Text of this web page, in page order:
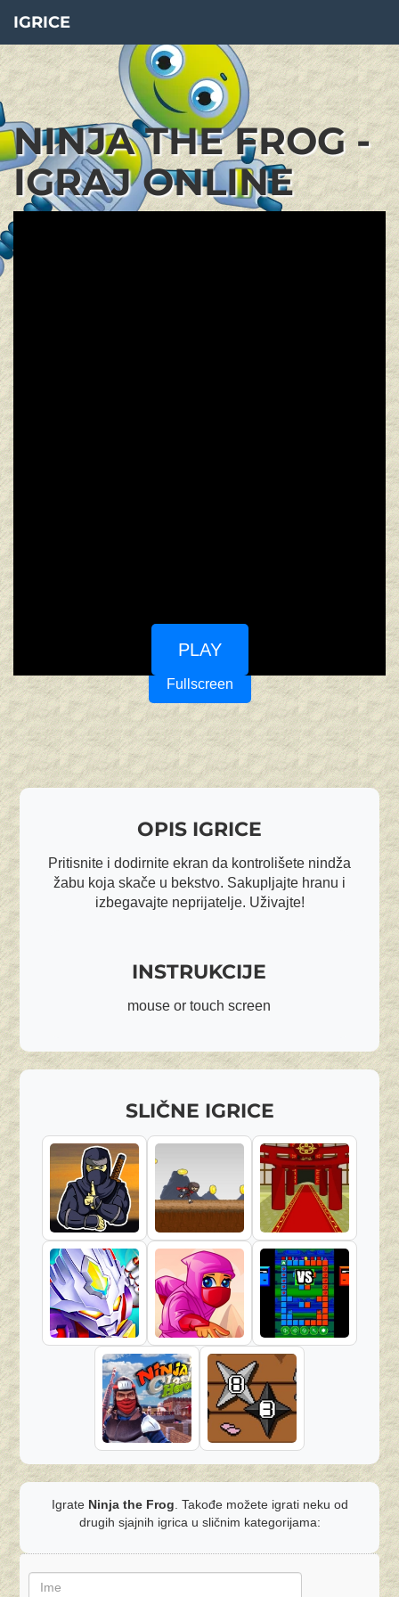
IGRICE
NINJA THE FROG -
IGRAJ ONLINE
PLAY
Fullscreen
OPIS IGRICE
Pritisnite i dodirnite ekran da kontrolišete nindža
žabu koja skače u bekstvo. Sakupljajte hranu i
izbegavajte neprijatelje. Uživajte!
INSTRUKCIJE
mouse or touch screen
SLIČNE IGRICE
Igrate Ninja the Frog . Takođe možete igrati neku od
drugih sjajnih igrica u sličnim kategorijama: